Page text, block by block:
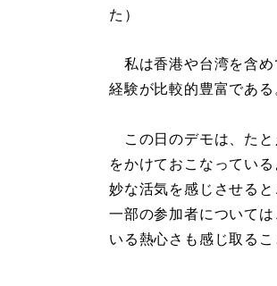
た）
私は香港や台湾を含め
経験が比較的豊富である
この日のデモは、たと
をかけておこなってい
妙な活気を感じさせる
一部の参加者について
いる熱心さも感じ取るこ